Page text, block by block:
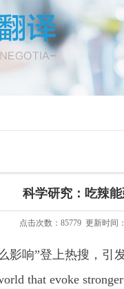
科学研究：吃辣
点击次数： 85779更新时间
影响”登上热搜，引
that evoke